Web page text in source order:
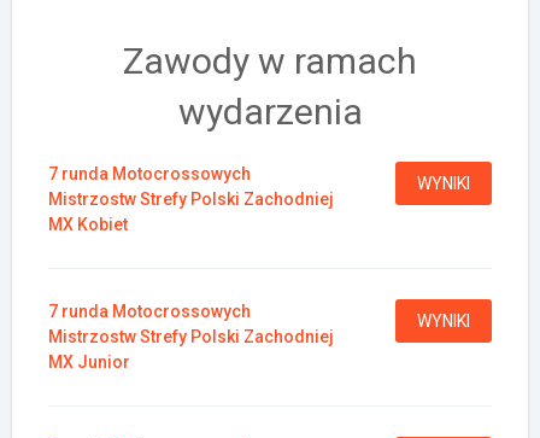
Zawody w ramach
wydarzenia
7 runda Motocrossowych
Mistrzostw Strefy Polski Zachodniej
MX Kobiet
WYNIKI
7 runda Motocrossowych
Mistrzostw Strefy Polski Zachodniej
MX Junior
WYNIKI